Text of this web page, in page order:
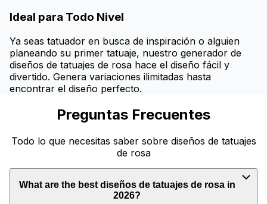
Ideal para Todo Nivel
Ya seas tatuador en busca de inspiración o alguien
planeando su primer tatuaje, nuestro generador de
diseños de tatuajes de rosa hace el diseño fácil y
divertido. Genera variaciones ilimitadas hasta
encontrar el diseño perfecto.
Preguntas Frecuentes
Todo lo que necesitas saber sobre diseños de tatuajes
de rosa
What are the best diseños de tatuajes de rosa in
2026?